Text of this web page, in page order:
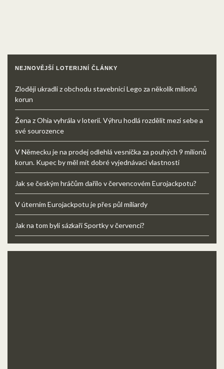
NEJNOVĚJŠÍ LOTERIJNÍ ČLÁNKY
Zloději ukradli z obchodu stavebnici Lego za několik milionů
korun
Žena z Ohia vyhrála v loterii. Výhru hodlá rozdělit mezi sebe a
své sourozence
V Německu je na prodej odlehlá vesnička za pouhých 9 milionů
korun. Kupec by měl mít dobré vyjednávací vlastnosti
Jak se českým hráčům dařilo v červencovém Eurojackpotu?
V úterním Eurojackpotu je přes půl miliardy
Jak na tom byli sázkaři Sportky v červenci?